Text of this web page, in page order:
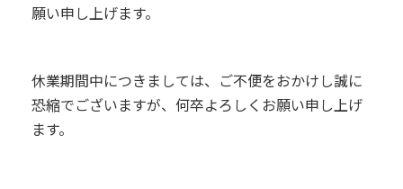
願い申し上げます。
休業期間中につきましては、ご不便をおかけし誠に
恐縮でございますが、何卒よろしくお願い申し上げ
ます。